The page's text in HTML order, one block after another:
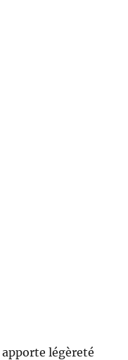
apporte légèreté